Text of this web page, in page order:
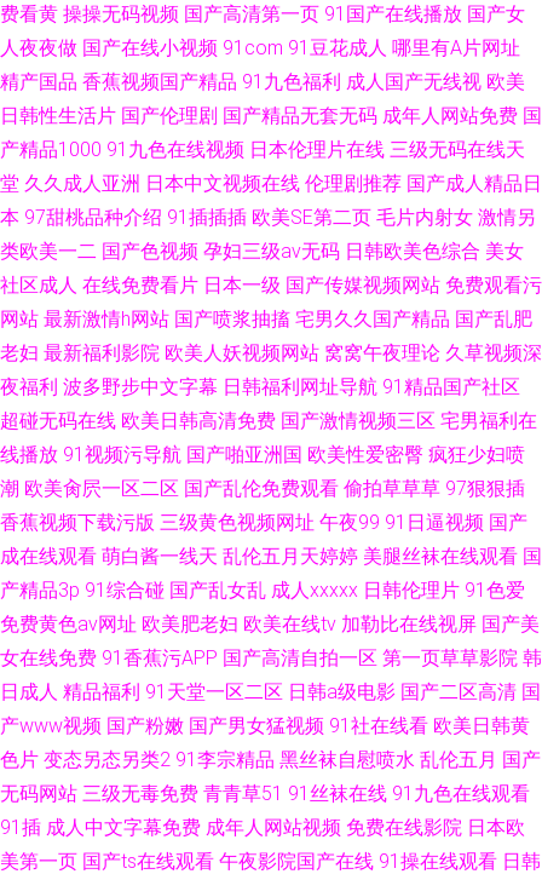
费看黄 操操无码视频 国产高清第一页 91国产在线播放 国产女
人夜夜做 国产在线小视频 91com 91豆花成人 哪里有A片网址
精产国品 香蕉视频国产精品 91九色福利 成人国产无线视 欧美
日韩性生活片 国产伦理剧 国产精品无套无码 成年人网站免费 国
产精品1000 91九色在线视频 日本伦理片在线 三级无码在线天
堂 久久成人亚洲 日本中文视频在线 伦理剧推荐 国产成人精品日
本 97甜桃品种介绍 91插插插 欧美SE第二页 毛片内射女 激情另
类欧美一二 国产色视频 孕妇三级av无码 日韩欧美色综合 美女
社区成人 在线免费看片 日本一级 国产传媒视频网站 免费观看污
网站 最新激情h网站 国产喷浆抽搐 宅男久久国产精品 国产乱肥
老妇 最新福利影院 欧美人妖视频网站 窝窝午夜理论 久草视频深
夜福利 波多野步中文字幕 日韩福利网址导航 91精品国产社区
超碰无码在线 欧美日韩高清免费 国产激情视频三区 宅男福利在
线播放 91视频污导航 国产啪亚洲国 欧美性爱密臀 疯狂少妇喷
潮 欧美肏屄一区二区 国产乱伦免费观看 偷拍草草草 97狠狠插
香蕉视频下载污版 三级黄色视频网址 午夜99 91日逼视频 国产
成在线观看 萌白酱一线天 乱伦五月天婷婷 美腿丝袜在线观看 国
产精品3p 91综合碰 国产乱女乱 成人xxxxx 日韩伦理片 91色爱
免费黄色av网址 欧美肥老妇 欧美在线tv 加勒比在线视屏 国产美
女在线免费 91香蕉污APP 国产高清自拍一区 第一页草草影院 韩
日成人 精品福利 91天堂一区二区 日韩a级电影 国产二区高清 国
产www视频 国产粉嫩 国产男女猛视频 91社在线看 欧美日韩黄
色片 变态另态另类2 91李宗精品 黑丝袜自慰喷水 乱伦五月 国产
无码网站 三级无毒免费 青青草51 91丝袜在线 91九色在线观看
91插 成人中文字幕免费 成年人网站视频 免费在线影院 日本欧
美第一页 国产ts在线观看 午夜影院国产在线 91操在线观看 日韩